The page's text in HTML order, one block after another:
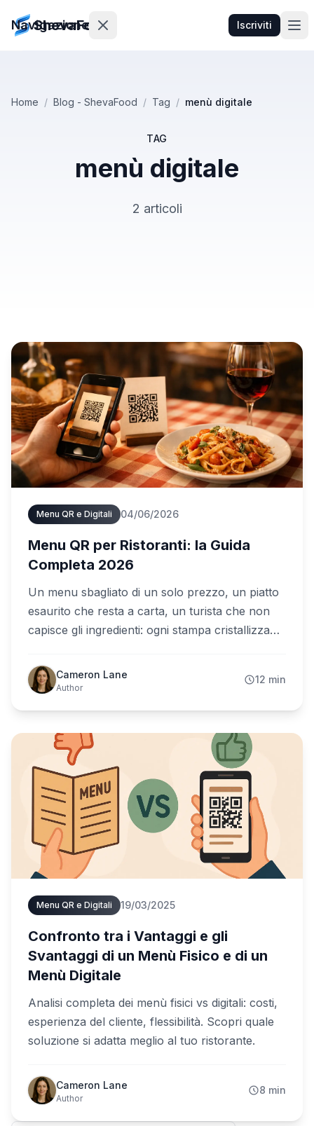
ShevaFood Iscriviti
Navigazione
Home / Blog - ShevaFood / Tag / menù digitale
TAG
menù digitale
2 articoli
Menu QR e Digitali 04/06/2026
Menu QR per Ristoranti: la Guida
Completa 2026
Un menu sbagliato di un solo prezzo, un piatto
esaurito che resta a carta, un turista che non
capisce gli ingredienti: ogni stampa cristallizza
le regole. Questa guida completa spiega cos'è,
perché conviene, quanto costa, come restare a
Cameron Lane
Author
12 min
Menu QR e Digitali 19/03/2025
Confronto tra i Vantaggi e gli
Svantaggi di un Menù Fisico e di un
Menù Digitale
Analisi completa dei menù fisici vs digitali: costi,
esperienza del cliente, flessibilità. Scopri quale
soluzione si adatta meglio al tuo ristorante.
Cameron Lane
Author
8 min